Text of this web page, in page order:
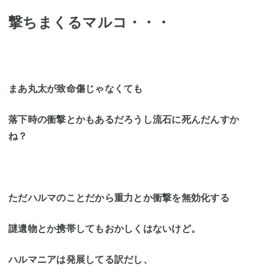
撃ちまくるマルコ・・・
まあ丸太が致命傷じゃなくても
落下時の衝撃とかもあるだろうし流石に死んだんすか
ね？
ただハルマのことだから重力とか衝撃を無効化する
謎遺物とか携帯してもおかしくはないけど。
ハルマニアは発展してる訳だし、